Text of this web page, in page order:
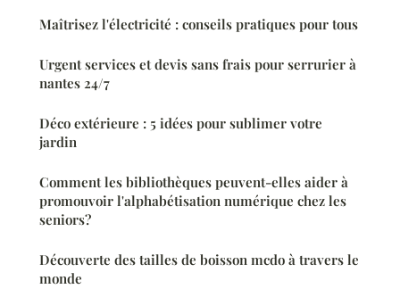
Maîtrisez l'électricité : conseils pratiques pour tous
Urgent services et devis sans frais pour serrurier à
nantes 24/7
Déco extérieure : 5 idées pour sublimer votre
jardin
Comment les bibliothèques peuvent-elles aider à
promouvoir l'alphabétisation numérique chez les
seniors?
Découverte des tailles de boisson mcdo à travers le
monde